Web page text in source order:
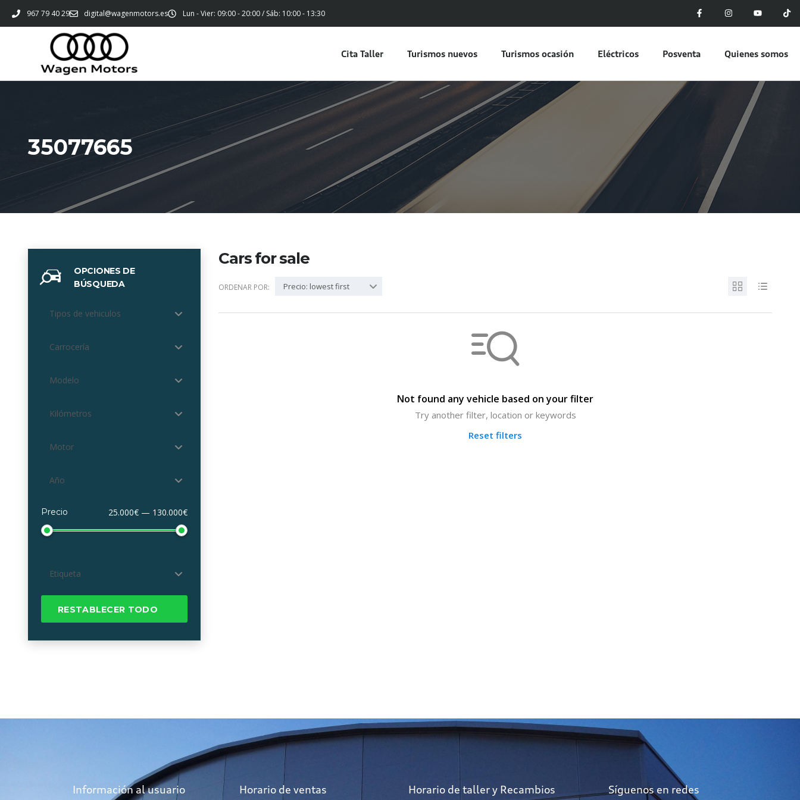
967 79 40 29 digital@wagenmotors.es Lun - Vier: 09:00 - 20:00 / Sáb: 10:00 - 13:30
Cita Taller Turismos nuevos Turismos ocasión Eléctricos Posventa Quienes somos
35077665
OPCIONES DE
BÚSQUEDA
Tipos de vehiculos
Carrocería
Modelo
Kilómetros
Motor
Año
Precio 25.000€ — 130.000€
Etiqueta
RESTABLECER TODO
Cars for sale
ORDENAR POR: Precio: lowest first
Not found any vehicle based on your filter
Try another filter, location or keywords
Reset filters
Información al usuario Horario de ventas Horario de taller y Recambios Síguenos en redes